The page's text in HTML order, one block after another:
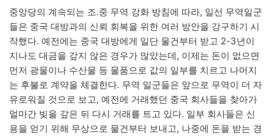
중앙당의 계속되는 조․중 무역 강화 방침에 따라, 일선 무역일군
들은 중국 대방과의 신뢰 회복을 위한 여러 방안을 강구하기 시
작했다. 예전에는 중국 대방에게 일단 물건부터 받고 2-3년이
지나도 대금을 갚지 않은 경우가 많았는데, 이제는 돈이 없으면
먼저 광물이나 수산물 등 물품으로 값의 일부를 치르고 나머지
는 후불로 계약을 체결한다. 무역 일군들은 앞으로 무역이 더 자
유로워질 것으로 보고, 예전에 거래했던 중국 회사들을 찾아가
얼마간 빚을 갚은 뒤 다시 거래를 트고 있다. 일부 회사들은 신
용을 얻기 위해 무상으로 물건부터 보내고, 나중에 돈을 받는 경